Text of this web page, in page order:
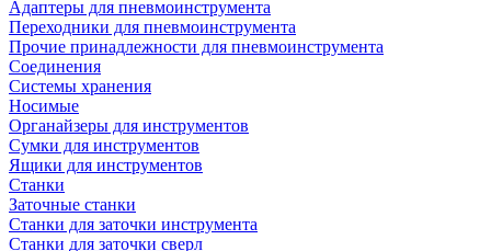
Адаптеры для пневмоинструмента
Переходники для пневмоинструмента
Прочие принадлежности для пневмоинструмента
Соединения
Системы хранения
Носимые
Органайзеры для инструментов
Сумки для инструментов
Ящики для инструментов
Станки
Заточные станки
Станки для заточки инструмента
Станки для заточки сверл